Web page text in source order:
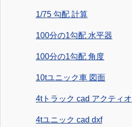
1/75 勾配 計算
100分の1勾配 水平器
100分の1勾配 角度
10tユニック車 図面
4tトラック cad アクティオ
4tユニック cad dxf